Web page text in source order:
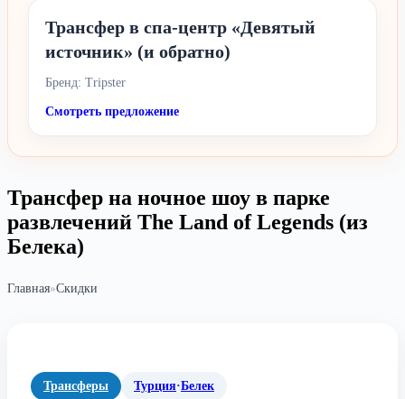
Трансфер в спа-центр «Девятый
источник» (и обратно)
Бренд: Tripster
Смотреть предложение
Трансфер на ночное шоу в парке
развлечений The Land of Legends (из
Белека)
Главная»Скидки
Трансферы Турция·Белек